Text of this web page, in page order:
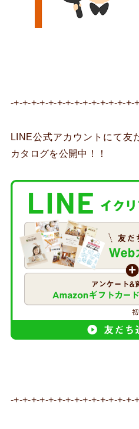
-+-+-+-+-+-+-+-+-+-+-+-+-+-+-
LINE公式アカウントにて友
カタログを公開中！！
-+-+-+-+-+-+-+-+-+-+-+-+-+-+-